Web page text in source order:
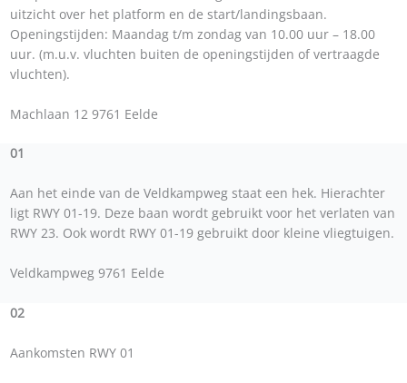
uitzicht over het platform en de start/landingsbaan.
Openingstijden: Maandag t/m zondag van 10.00 uur – 18.00
uur. (m.u.v. vluchten buiten de openingstijden of vertraagde
vluchten).
Machlaan 12 9761 Eelde
01
Aan het einde van de Veldkampweg staat een hek. Hierachter
ligt RWY 01-19. Deze baan wordt gebruikt voor het verlaten van
RWY 23. Ook wordt RWY 01-19 gebruikt door kleine vliegtuigen.
Veldkampweg 9761 Eelde
02
Aankomsten RWY 01